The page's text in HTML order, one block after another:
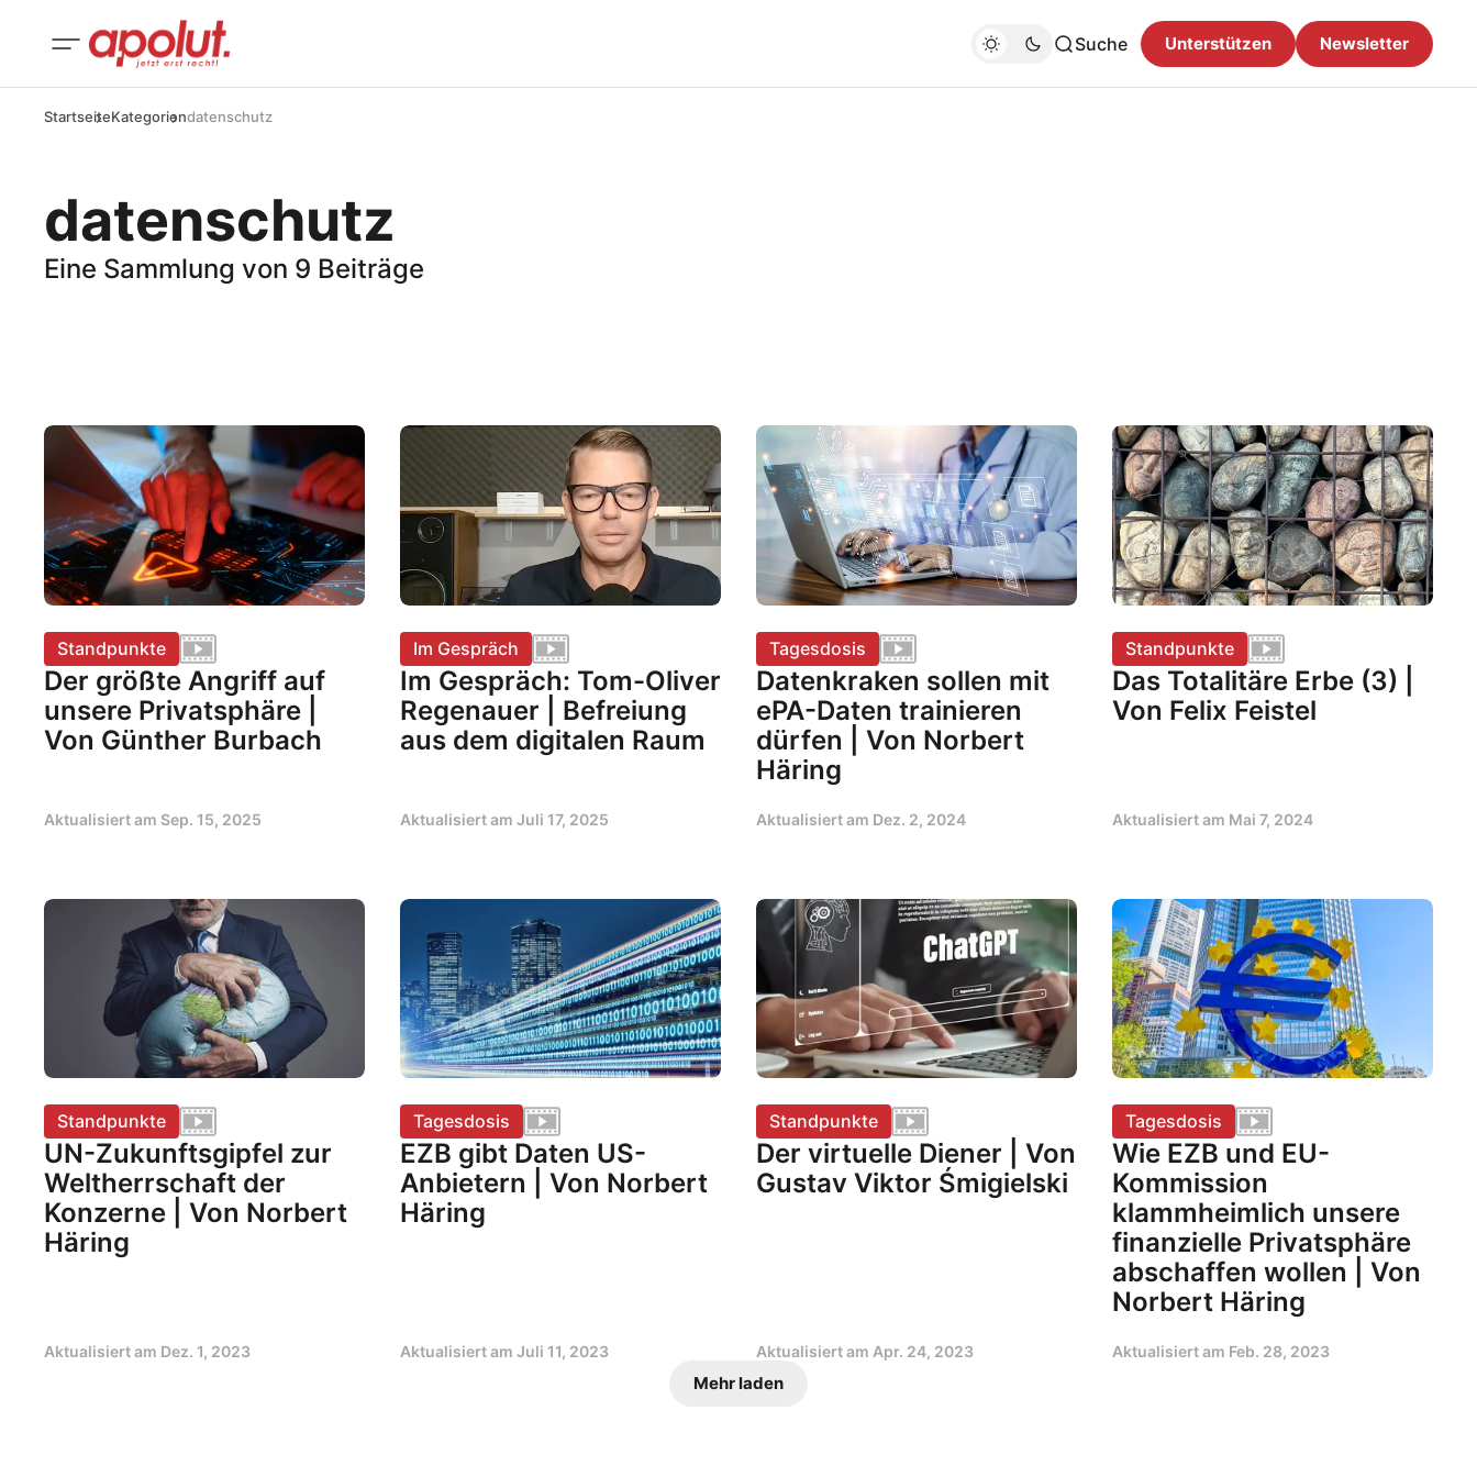
Suche Unterstützen Newsletter
StartseiteKategoriendatenschutz
datenschutz
Eine Sammlung von 9 Beiträge
Standpunkte
Der größte Angriff auf
unsere Privatsphäre |
Von Günther Burbach
Aktualisiert am Sep. 15, 2025
Im Gespräch
Im Gespräch: Tom-Oliver
Regenauer | Befreiung
aus dem digitalen Raum
Aktualisiert am Juli 17, 2025
Tagesdosis
Datenkraken sollen mit
ePA-Daten trainieren
dürfen | Von Norbert
Häring
Aktualisiert am Dez. 2, 2024
Standpunkte
Das Totalitäre Erbe (3) |
Von Felix Feistel
Aktualisiert am Mai 7, 2024
Standpunkte
UN-Zukunftsgipfel zur
Weltherrschaft der
Konzerne | Von Norbert
Häring
Aktualisiert am Dez. 1, 2023
Tagesdosis
EZB gibt Daten US-
Anbietern | Von Norbert
Häring
Aktualisiert am Juli 11, 2023
Standpunkte
Der virtuelle Diener | Von
Gustav Viktor Śmigielski
Aktualisiert am Apr. 24, 2023
Tagesdosis
Wie EZB und EU-
Kommission
klammheimlich unsere
finanzielle Privatsphäre
abschaffen wollen | Von
Norbert Häring
Aktualisiert am Feb. 28, 2023
Mehr laden